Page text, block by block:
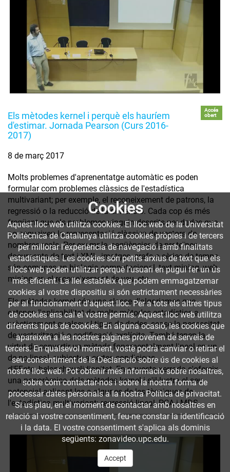
Els mètodes kernel i perquè els hauríem
d'estimar. Jornada Pearson (Curs 2016-
2017)
Accés
obert
8 de març 2017
Molts problemes d'aprenentatge automàtic es poden
formular com problemes clàssics de l'estadística
multivariant; per exemple, el reconeixement de patrons, la
regressió o la reducció de la dimensió. Cada cop és més
freqüent que els problemes vinguin descrits per dades que
no segueixen la representació clàssica de vectors de
nombres reals. Per exemple, seqüències de proteïnes,
documents de text i XML, imatges, grafs o sèries de temps
són comunes en biologia computacional, text mining, web
mining, en el reconeixement de veu, etc.
Els mètodes kernel són una classe d'algorismes que
estenen l'aplicabilitat de molts mètodes estadístics a
pràcticament qualsevol tipus de dades, sense la necessitat
de vectorització o codificació explícita. També tenen la
virtut de convertir un mètode fonamentalment lineal en un
de no lineal, subjecte a certes condicions
d'EFoto_belancheuclidianitat. En aquesta xerrada s'ofereix
una panoràmica dels mètodes kernel i s'il·lustra el seu
potencial aplicant-les a algunes de les tècniques de
l'estadística multivariant: regressió lineal, PCA i MDS.
Cookies
Aquest lloc web utilitza cookies. El lloc web de la Universitat
Politècnica de Catalunya utilitza cookies pròpies i de tercers
per millorar l’experiència de navegació i amb finalitats
estadístiques. Les cookies són petits arxius de text que els
llocs web poden utilitzar perquè l’usuari en pugui fer un ús
més eficient. La llei estableix que podem emmagatzemar
cookies al vostre dispositiu si són estrictament necessàries
per al funcionament d'aquest lloc. Per a tots els altres tipus
de cookies ens cal el vostre permís. Aquest lloc web utilitza
diferents tipus de cookies. En alguna ocasió, les cookies que
apareixen a les nostres pàgines provenen de serveis de
tercers. En qualsevol moment, vostè podrà canviar o retirar el
seu consentiment de la Declaració sobre ús de cookies al
nostre lloc web. Pot obtenir més informació sobre nosaltres,
sobre cóm contactar-nos i sobre la nostra forma de
processar dates personals a la nostra Política de privacitat.
Si us plau, en el moment de contactar amb nosaltres en
relació al vostre consentiment, feu-ne constar la identificació
i la data. El vostre consentiment s'aplica als dominis
següents: zonavideo.upc.edu.
Accept